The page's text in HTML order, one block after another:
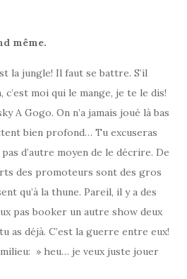
même.
la jungle! Il faut se battre. S’il
moi qui le mange, je te le dis!
A Gogo. On n’a jamais joué là bas
bien profond… Tu excuseras
pas d’autre moyen de le décrire. De
des promoteurs sont des gros
qu’à la thune. Pareil, il y a des
pas booker un autre show deux
as déjà. C’est la guerre entre eux!
» heu… je veux juste jouer